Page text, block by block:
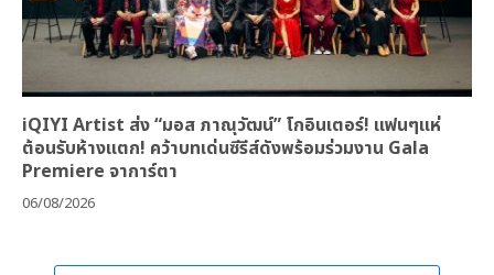
iQIYI Artist ส่ง “มอส ภาณุวัฒน์” โกอินเตอร์! แฟนๆแห่
ต้อนรับห้างแตก! คว้าบทเด่นซีรีส์ดังพร้อมร่วมงาน Gala
Premiere จาการ์ตา
06/08/2026